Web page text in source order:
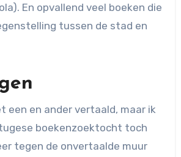
En opvallend veel boeken die
tussen de stad en
een en ander vertaald, maar ik
boekenzoektocht toch
tegen de onvertaalde muur